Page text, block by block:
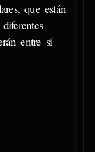
que están
entre sí